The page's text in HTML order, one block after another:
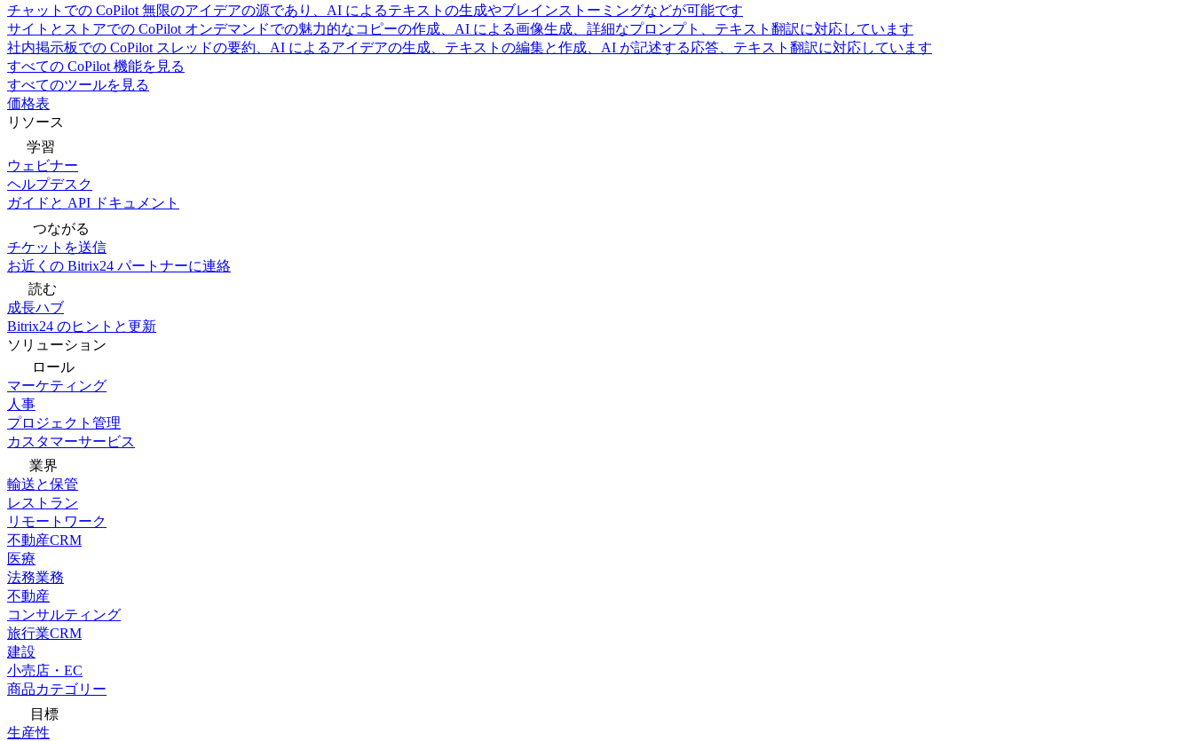
チャットでの CoPilot 無限のアイデアの源であり、AI によるテキストの生成やブレインストーミングなどが可能です
サイトとストアでの CoPilot オンデマンドでの魅力的なコピーの作成、AI による画像生成、詳細なプロンプト、テキスト翻訳に対応しています
社内掲示板での CoPilot スレッドの要約、AI によるアイデアの生成、テキストの編集と作成、AI が記述する応答、テキスト翻訳に対応しています
すべての CoPilot 機能を見る
すべてのツールを見る
価格表
リソース
学習
ウェビナー
ヘルプデスク
ガイドと API ドキュメント
つながる
チケットを送信
お近くの Bitrix24 パートナーに連絡
読む
成長ハブ
Bitrix24 のヒントと更新
ソリューション
ロール
マーケティング
人事
プロジェクト管理
カスタマーサービス
業界
輸送と保管
レストラン
リモートワーク
不動産CRM
医療
法務業務
不動産
コンサルティング
旅行業CRM
建設
小売店・EC
商品カテゴリー
目標
生産性